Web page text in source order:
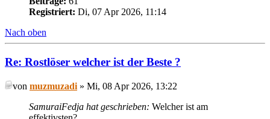
Registriert: Di, 07 Apr 2026, 11:14
Nach oben
Re: Rostlöser welcher ist der Beste ?
von muzmuzadi » Mi, 08 Apr 2026, 13:22
SamuraiFedja hat geschrieben: Welcher ist am